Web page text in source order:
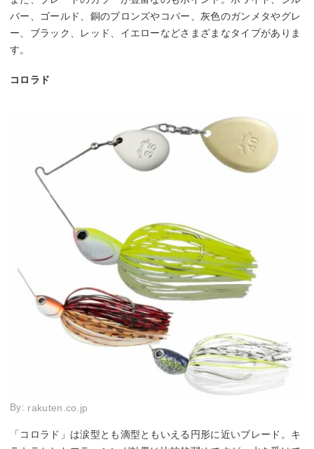
バー、ゴールド、銅のブロンズやコパー、灰色のガンメタやグレ
ー、ブラック、レッド、イエローなどさまざまなタイプがありま
す。
コロラド
By: rakuten.co.jp
「コロラド」は涙型とも滴型ともいえる円形に近いブレード。キ